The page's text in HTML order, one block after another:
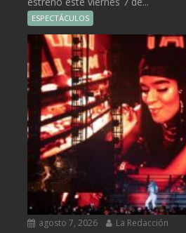
ESPECTÁCULOS
agosto 7, 2026 La Redacción